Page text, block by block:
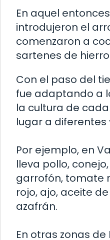
En aquel
introdujeron el
comenzaron a
sartenes de
Con el paso del
fue adaptando a
la cultura de
lugar a diferentes
Por ejemplo, en
lleva pollo,
garrofón, tomate
rojo, ajo, aceite
azafrán.
En otras zonas